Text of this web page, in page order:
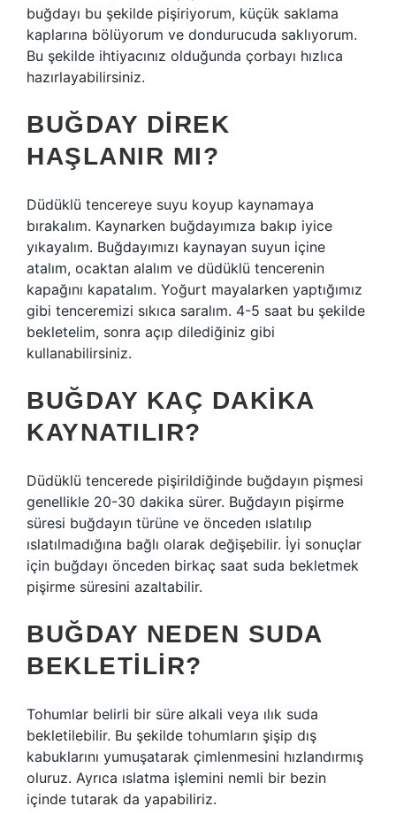
buğdayı bu şekilde pişiriyorum, küçük saklama
kaplarına bölüyorum ve dondurucuda saklıyorum.
Bu şekilde ihtiyacınız olduğunda çorbayı hızlıca
hazırlayabilirsiniz.
BUĞDAY DIREK
HAŞLANIR MI?
Düdüklü tencereye suyu koyup kaynamaya
bırakalım. Kaynarken buğdayımıza bakıp iyice
yıkayalım. Buğdayımızı kaynayan suyun içine
atalım, ocaktan alalım ve düdüklü tencerenin
kapağını kapatalım. Yoğurt mayalarken yaptığımız
gibi tenceremizi sıkıca saralım. 4-5 saat bu şekilde
bekletelim, sonra açıp dilediğiniz gibi
kullanabilirsiniz.
BUĞDAY KAÇ DAKIKA
KAYNATILIR?
Düdüklü tencerede pişirildiğinde buğdayın pişmesi
genellikle 20-30 dakika sürer. Buğdayın pişirme
süresi buğdayın türüne ve önceden ıslatılıp
ıslatılmadığına bağlı olarak değişebilir. İyi sonuçlar
için buğdayı önceden birkaç saat suda bekletmek
pişirme süresini azaltabilir.
BUĞDAY NEDEN SUDA
BEKLETILIR?
Tohumlar belirli bir süre alkali veya ılık suda
bekletilebilir. Bu şekilde tohumların şişip dış
kabuklarını yumuşatarak çimlenmesini hızlandırmış
oluruz. Ayrıca ıslatma işlemini nemli bir bezin
içinde tutarak da yapabiliriz.